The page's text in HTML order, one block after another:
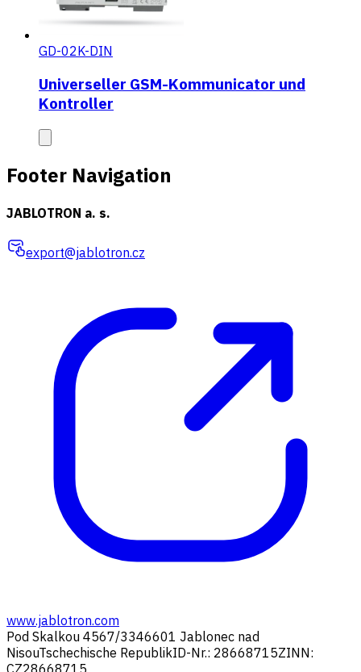
GD-02K-DIN
Universeller GSM-Kommunicator und
Kontroller
Footer Navigation
JABLOTRON a. s.
export@jablotron.cz
www.jablotron.com
Pod Skalkou 4567/3346601 Jablonec nad
NisouTschechische RepublikID-Nr.: 28668715ZINN: